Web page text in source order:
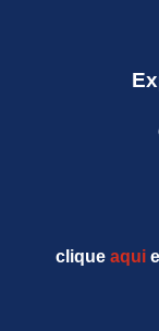
clique aquie